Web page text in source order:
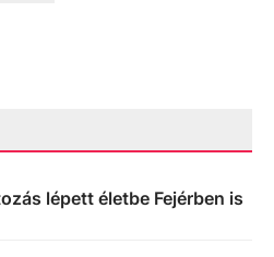
lépett életbe Fejérben is